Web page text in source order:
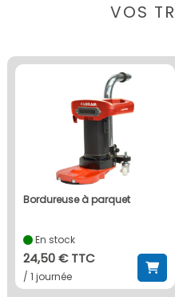
VOS
bordureuse à parquet
En stock
24,50 € TTC
/ 1 journée